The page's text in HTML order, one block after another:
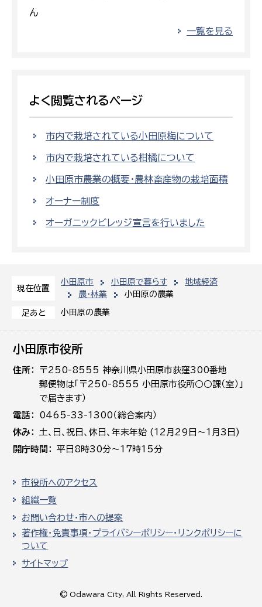
現在位置
小田原市 小田原で暮らす
地域経済
農・林業
小田原の農業
足あと 小田原の農業
ん
一覧を見る
よく閲覧されるページ
市内で栽培されている小田原梅について
市内で栽培されている柑橘について
小田原市農業の概要・農林畜産物の栽培面積
オーナー制度
オーガニックビレッジ宣言を行いました
小田原市役所
住所
〒250-8555 神奈川県小田原市荻窪300番地
郵便物は「〒250-8555 小田原市役所○○課（室）」
で届きます）
電話
0465-33-1300（総合案内）
休み
土､日､祝日、休日、年末年始 (12月29日～1月3日)
開庁時間
平日8時30分～17時15分
市役所へのアクセス
組織一覧
お問い合わせ・市への提案
著作権・免責事項・プライバシーポリシー・リンクポリシーに
ついて
サイトマップ
© Odawara City, All Rights Reserved.